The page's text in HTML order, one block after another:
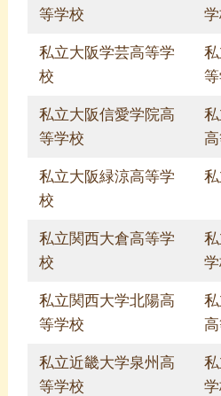
等学校
私立大阪学芸高等学
校
私立大阪信愛学院高
等学校
私立大阪緑涼高等学
校
私立関西大倉高等学
校
私立関西大学北陽高
等学校
私立近畿大学泉州高
等学校